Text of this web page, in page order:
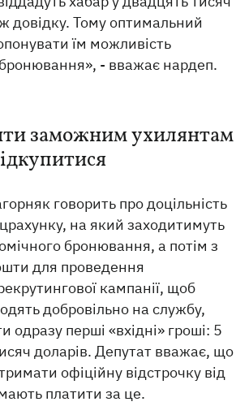
ж довідку. Тому оптимальний
їм можливість
- вважає нардеп.
заможним ухилянтам
говорить про доцільність
на який заходитимуть
бронювання, а потім з
для проведення
кампанії, щоб
добровільно на службу,
одразу перші «вхідні» гроші: 5
доларів. Депутат вважає, що
офіційну відстрочку від
платити за це.